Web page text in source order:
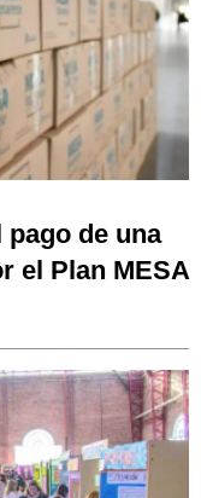
de una
el Plan MESA